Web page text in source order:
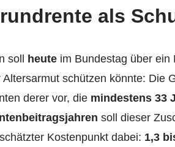
als
soll heute im Bundestag über ein
Altersarmut schützen könnte: Die
derer vor, die mindestens 33
soll dieser
Kostenpunkt dabei: 1,3